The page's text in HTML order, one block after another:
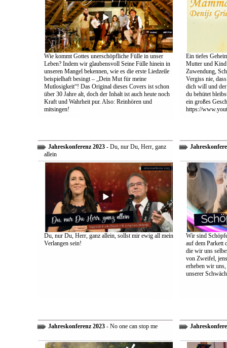
Wie kommt Gottes unerschöpfliche Fülle in unser
Leben? Indem wir glaubensvoll Seine Fülle hinein in
unseren Mangel bekennen, wie es die erste Liedzeile
beispielhaft besingt – „Dein Mut für meine
Mutlosigkeit“! Das Original dieses Covers ist schon
über 30 Jahre alt, doch der Inhalt ist auch heute noch
Kraft und Wahrheit pur. Also: Reinhören und
mitsingen!
Ein tiefes
Mutter und
Zuwendung,
Vergiss nie,
dich will und der
du behütet
ein großes
https://
Jahreskonferenz 2023- Du, nur Du, Herr, ganz
allein
Du, nur Du, Herr, ganz allein, sollst mir ewig all mein
Verlangen sein!
Wir sind
auf dem Parkett
die wir uns
von Zweifel,
erheben wir
unserer
Jahreskonferenz 2023- No one can stop me